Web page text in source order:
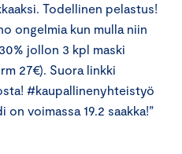
Todellinen pelastus!
ongelmia kun mulla niin
jollon 3 kpl maski
27€). Suora linkki
#kaupallinenyhteistyö
voimassa 19.2 saakka!”